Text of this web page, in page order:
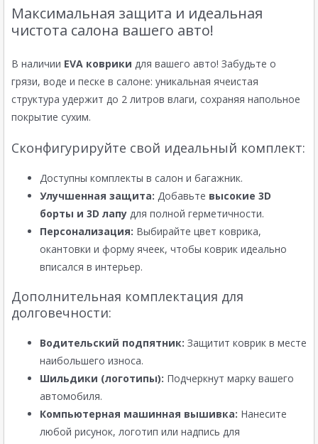
Максимальная защита и идеальная
чистота салона вашего авто!
В наличии EVA коврики для вашего авто! Забудьте о
грязи, воде и песке в салоне: уникальная ячеистая
структура удержит до 2 литров влаги, сохраняя напольное
покрытие сухим.
Сконфигурируйте свой идеальный комплект:
Доступны комплекты в салон и багажник.
Улучшенная защита: Добавьте высокие 3D
борты и 3D лапу для полной герметичности.
Персонализация: Выбирайте цвет коврика,
окантовки и форму ячеек, чтобы коврик идеально
вписался в интерьер.
Дополнительная комплектация для
долговечности:
Водительский подпятник: Защитит коврик в месте
наибольшего износа.
Шильдики (логотипы): Подчеркнут марку вашего
автомобиля.
Компьютерная машинная вышивка: Нанесите
любой рисунок, логотип или надпись для